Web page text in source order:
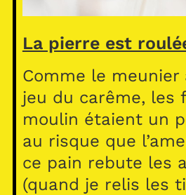
La pierre est
Comme le meunier
jeu du carême, les
moulin étaient un
au risque que
ce pain rebute les
(quand je relis les